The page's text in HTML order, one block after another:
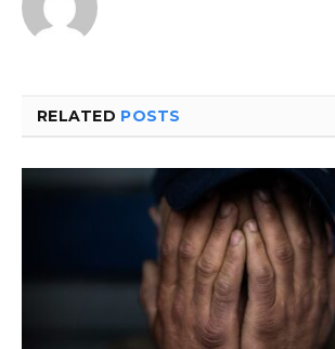
RELATED POSTS